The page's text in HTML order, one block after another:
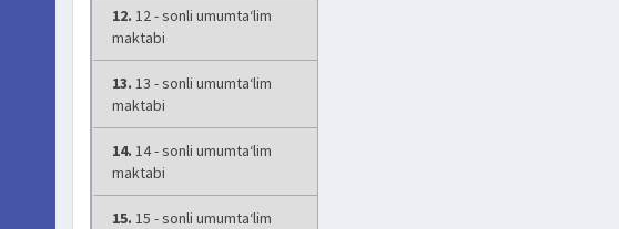
12. 12 - sonli umumta‘lim
maktabi
13. 13 - sonli umumta‘lim
maktabi
14. 14 - sonli umumta‘lim
maktabi
15. 15 - sonli umumta‘lim